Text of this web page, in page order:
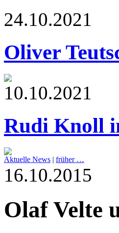
24.10.2021
Oliver
10.10.2021
Rudi Knoll
Aktuelle News | früher …
16.10.2015
Olaf Velte